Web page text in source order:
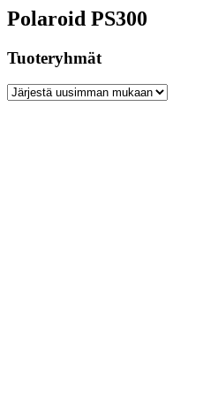
Polaroid PS300
Tuoteryhmät